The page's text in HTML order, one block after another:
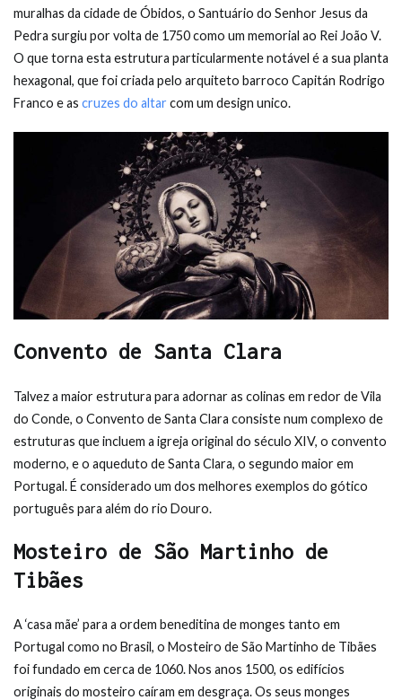
muralhas da cidade de Óbidos, o Santuário do Senhor Jesus da
Pedra surgiu por volta de 1750 como um memorial ao Rei João V.
O que torna esta estrutura particularmente notável é a sua planta
hexagonal, que foi criada pelo arquiteto barroco Capitán Rodrigo
Franco e as cruzes do altarcom um design unico.
Convento de Santa Clara
Talvez a maior estrutura para adornar as colinas em redor de Vila
do Conde, o Convento de Santa Clara consiste num complexo de
estruturas que incluem a igreja original do século XIV, o convento
moderno, e o aqueduto de Santa Clara, o segundo maior em
Portugal. É considerado um dos melhores exemplos do gótico
português para além do rio Douro.
Mosteiro de São Martinho de
Tibães
A ‘casa mãe’ para a ordem beneditina de monges tanto em
Portugal como no Brasil, o Mosteiro de São Martinho de Tibães
foi fundado em cerca de 1060. Nos anos 1500, os edifícios
originais do mosteiro caíram em desgraça. Os seus monges